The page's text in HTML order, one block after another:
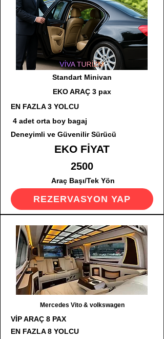
Standart Minivan
EKO ARAÇ 3 pax
EN FAZLA 3 YOLCU
4 adet orta boy bagaj
Deneyimli ve Güvenilir Sürücü
EKO FİYAT
2500
Araç Başı/Tek Yön
REZERVASYON YAP
Mercedes Vito & volkswagen
VİP ARAÇ 8 PAX
EN FAZLA 8 YOLCU